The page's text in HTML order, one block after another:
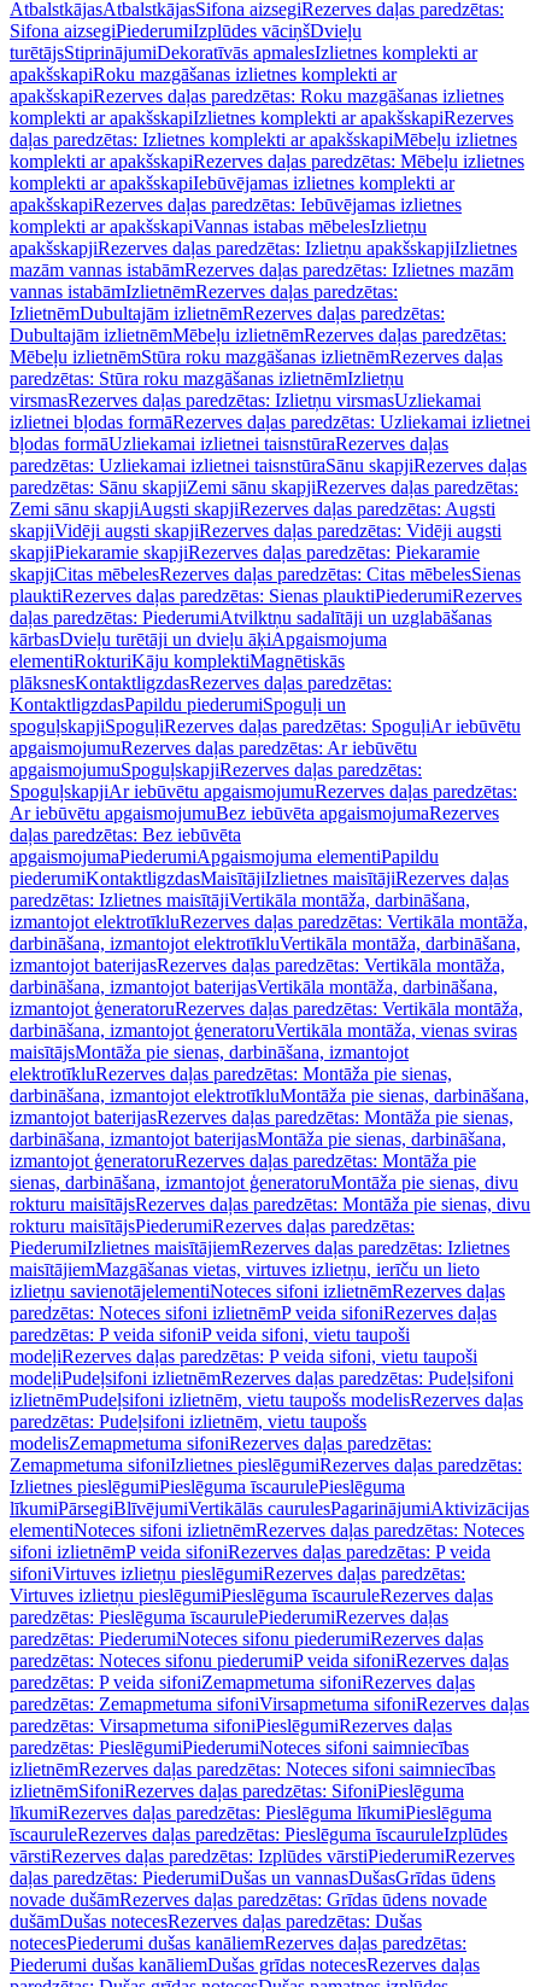
AtbalstkājasAtbalstkājasSifona aizsegiRezerves daļas paredzētas:
Sifona aizsegiPiederumiIzplūdes vāciņšDvieļu
turētājsStiprinājumiDekoratīvās apmalesIzlietnes komplekti ar
apakšskapiRoku mazgāšanas izlietnes komplekti ar
apakšskapiRezerves daļas paredzētas: Roku mazgāšanas izlietnes
komplekti ar apakšskapiIzlietnes komplekti ar apakšskapiRezerves
daļas paredzētas: Izlietnes komplekti ar apakšskapiMēbeļu izlietnes
komplekti ar apakšskapiRezerves daļas paredzētas: Mēbeļu izlietnes
komplekti ar apakšskapiIebūvējamas izlietnes komplekti ar
apakšskapiRezerves daļas paredzētas: Iebūvējamas izlietnes
komplekti ar apakšskapiVannas istabas mēbelesIzlietņu
apakšskapjiRezerves daļas paredzētas: Izlietņu apakšskapjiIzlietnes
mazām vannas istabāmRezerves daļas paredzētas: Izlietnes mazām
vannas istabāmIzlietnēmRezerves daļas paredzētas:
IzlietnēmDubultajām izlietnēmRezerves daļas paredzētas:
Dubultajām izlietnēmMēbeļu izlietnēmRezerves daļas paredzētas:
Mēbeļu izlietnēmStūra roku mazgāšanas izlietnēmRezerves daļas
paredzētas: Stūra roku mazgāšanas izlietnēmIzlietņu
virsmasRezerves daļas paredzētas: Izlietņu virsmasUzliekamai
izlietnei bļodas formāRezerves daļas paredzētas: Uzliekamai izlietnei
bļodas formāUzliekamai izlietnei taisnstūraRezerves daļas
paredzētas: Uzliekamai izlietnei taisnstūraSānu skapjiRezerves daļas
paredzētas: Sānu skapjiZemi sānu skapjiRezerves daļas paredzētas:
Zemi sānu skapjiAugsti skapjiRezerves daļas paredzētas: Augsti
skapjiVidēji augsti skapjiRezerves daļas paredzētas: Vidēji augsti
skapjiPiekaramie skapjiRezerves daļas paredzētas: Piekaramie
skapjiCitas mēbelesRezerves daļas paredzētas: Citas mēbelesSienas
plauktiRezerves daļas paredzētas: Sienas plauktiPiederumiRezerves
daļas paredzētas: PiederumiAtvilktņu sadalītāji un uzglabāšanas
kārbasDvieļu turētāji un dvieļu āķiApgaismojuma
elementiRokturiKāju komplektiMagnētiskās
plāksnesKontaktligzdasRezerves daļas paredzētas:
KontaktligzdasPapildu piederumiSpoguļi un
spoguļskapjiSpoguļiRezerves daļas paredzētas: SpoguļiAr iebūvētu
apgaismojumuRezerves daļas paredzētas: Ar iebūvētu
apgaismojumuSpoguļskapjiRezerves daļas paredzētas:
SpoguļskapjiAr iebūvētu apgaismojumuRezerves daļas paredzētas:
Ar iebūvētu apgaismojumuBez iebūvēta apgaismojumaRezerves
daļas paredzētas: Bez iebūvēta
apgaismojumaPiederumiApgaismojuma elementiPapildu
piederumiKontaktligzdasMaisītājiIzlietnes maisītājiRezerves daļas
paredzētas: Izlietnes maisītājiVertikāla montāža, darbināšana,
izmantojot elektrotīkluRezerves daļas paredzētas: Vertikāla montāža,
darbināšana, izmantojot elektrotīkluVertikāla montāža, darbināšana,
izmantojot baterijasRezerves daļas paredzētas: Vertikāla montāža,
darbināšana, izmantojot baterijasVertikāla montāža, darbināšana,
izmantojot ģeneratoruRezerves daļas paredzētas: Vertikāla montāža,
darbināšana, izmantojot ģeneratoruVertikāla montāža, vienas sviras
maisītājsMontāža pie sienas, darbināšana, izmantojot
elektrotīkluRezerves daļas paredzētas: Montāža pie sienas,
darbināšana, izmantojot elektrotīkluMontāža pie sienas, darbināšana,
izmantojot baterijasRezerves daļas paredzētas: Montāža pie sienas,
darbināšana, izmantojot baterijasMontāža pie sienas, darbināšana,
izmantojot ģeneratoruRezerves daļas paredzētas: Montāža pie
sienas, darbināšana, izmantojot ģeneratoruMontāža pie sienas, divu
rokturu maisītājsRezerves daļas paredzētas: Montāža pie sienas, divu
rokturu maisītājsPiederumiRezerves daļas paredzētas:
PiederumiIzlietnes maisītājiemRezerves daļas paredzētas: Izlietnes
maisītājiemMazgāšanas vietas, virtuves izlietņu, ierīču un lieto
izlietņu savienotājelementiNoteces sifoni izlietnēmRezerves daļas
paredzētas: Noteces sifoni izlietnēmP veida sifoniRezerves daļas
paredzētas: P veida sifoniP veida sifoni, vietu taupoši
modeļiRezerves daļas paredzētas: P veida sifoni, vietu taupoši
modeļiPudeļsifoni izlietnēmRezerves daļas paredzētas: Pudeļsifoni
izlietnēmPudeļsifoni izlietnēm, vietu taupošs modelisRezerves daļas
paredzētas: Pudeļsifoni izlietnēm, vietu taupošs
modelisZemapmetuma sifoniRezerves daļas paredzētas:
Zemapmetuma sifoniIzlietnes pieslēgumiRezerves daļas paredzētas:
Izlietnes pieslēgumiPieslēguma īscaurulePieslēguma
līkumiPārsegiBlīvējumiVertikālās caurulesPagarinājumiAktivizācijas
elementiNoteces sifoni izlietnēmRezerves daļas paredzētas: Noteces
sifoni izlietnēmP veida sifoniRezerves daļas paredzētas: P veida
sifoniVirtuves izlietņu pieslēgumiRezerves daļas paredzētas:
Virtuves izlietņu pieslēgumiPieslēguma īscauruleRezerves daļas
paredzētas: Pieslēguma īscaurulePiederumiRezerves daļas
paredzētas: PiederumiNoteces sifonu piederumiRezerves daļas
paredzētas: Noteces sifonu piederumiP veida sifoniRezerves daļas
paredzētas: P veida sifoniZemapmetuma sifoniRezerves daļas
paredzētas: Zemapmetuma sifoniVirsapmetuma sifoniRezerves daļas
paredzētas: Virsapmetuma sifoniPieslēgumiRezerves daļas
paredzētas: PieslēgumiPiederumiNoteces sifoni saimniecības
izlietnēmRezerves daļas paredzētas: Noteces sifoni saimniecības
izlietnēmSifoniRezerves daļas paredzētas: SifoniPieslēguma
līkumiRezerves daļas paredzētas: Pieslēguma līkumiPieslēguma
īscauruleRezerves daļas paredzētas: Pieslēguma īscauruleIzplūdes
vārstiRezerves daļas paredzētas: Izplūdes vārstiPiederumiRezerves
daļas paredzētas: PiederumiDušas un vannasDušasGrīdas ūdens
novade dušāmRezerves daļas paredzētas: Grīdas ūdens novade
dušāmDušas notecesRezerves daļas paredzētas: Dušas
notecesPiederumi dušas kanāliemRezerves daļas paredzētas:
Piederumi dušas kanāliemDušas grīdas notecesRezerves daļas